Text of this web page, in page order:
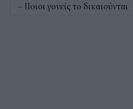
– Ποιοι γονείς το δικαιούνται